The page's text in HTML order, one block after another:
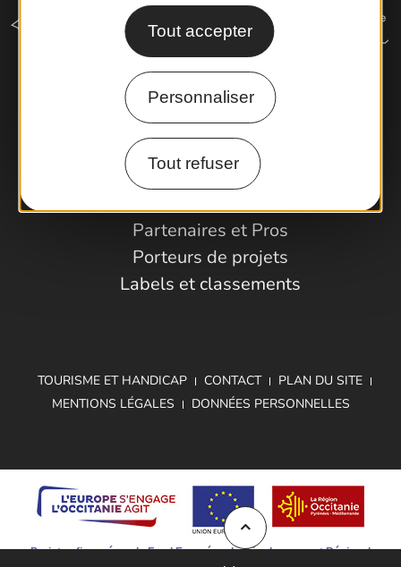
Tout accepter
Personnaliser
Tout refuser
Comment venir ?
Espace Pro
Partenaires et Pros
Porteurs de projets
Labels et classements
TOURISME ET HANDICAP CONTACT
PLAN DU SITE
MENTIONS LÉGALES
DONNÉES PERSONNELLES
Projet cofinancé par le Fond Européen de Développement Régional